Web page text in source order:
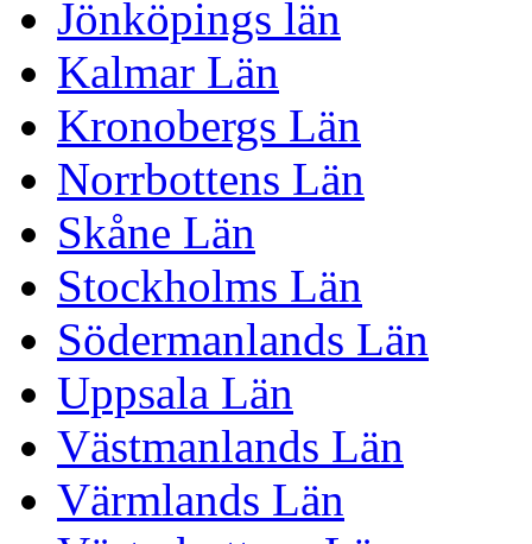
Jönköpings län
Kalmar Län
Kronobergs Län
Norrbottens Län
Skåne Län
Stockholms Län
Södermanlands Län
Uppsala Län
Västmanlands Län
Värmlands Län